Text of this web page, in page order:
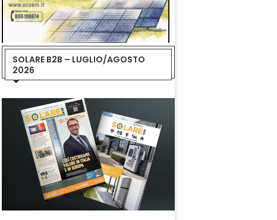
SOLARE B2B – LUGLIO/AGOSTO
2026